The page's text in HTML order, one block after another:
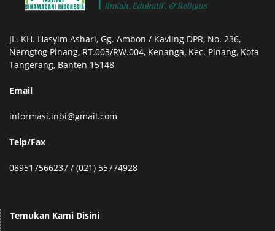
JL. KH. Hasyim Ashari, Gg. Ambon / Kavling DPR, No. 236,
Nerogtog Pinang, RT.003/RW.004, Kenanga, Kec. Pinang, Kota
Tangerang, Banten 15148
Email
informasi.inbi@gmail.com
Telp/Fax
089517566237 / (021) 55774928
Temukan Kami Disini